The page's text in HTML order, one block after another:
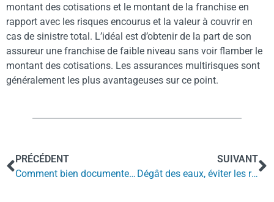
montant des cotisations et le montant de la franchise en
rapport avec les risques encourus et la valeur à couvrir en
cas de sinistre total. L’idéal est d’obtenir de la part de son
assureur une franchise de faible niveau sans voir flamber le
montant des cotisations. Les assurances multirisques sont
généralement les plus avantageuses sur ce point.
PRÉCÉDENT
Comment bien documenter une déclaration de sinistres
SUIVANT
Dégât des eaux, éviter les risques répétitifs